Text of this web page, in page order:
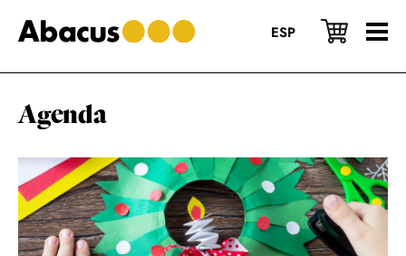
to
main
to
primary
to
footer
ESP
Agenda